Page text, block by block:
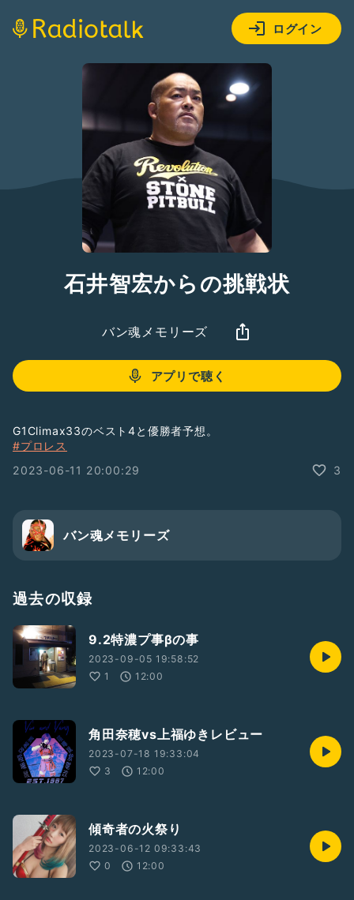
ログイン
石井智宏からの挑戦状
バン魂メモリーズ
アプリで聴く
G1Climax33のベスト4と優勝者予想。
#プロレス
2023-06-11 20:00:29
3
バン魂メモリーズ
過去の収録
9.2特濃プ事βの事
2023-09-05 19:58:52
1
12:00
角田奈穂vs上福ゆきレビュー
2023-07-18 19:33:04
3
12:00
傾奇者の火祭り
2023-06-12 09:33:43
0
12:00